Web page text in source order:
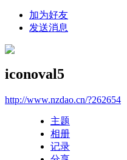
加为好友
发送消息
iconoval5
http://www.nzdao.cn/?262654
主题
相册
记录